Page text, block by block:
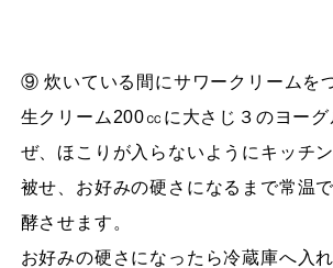
⑨ 炊いている間にサワークリームを
生クリーム200㏄に大さじ３のヨー
ぜ、ほこりが入らないようにキッチ
被せ、お好みの硬さになるまで常温
酵させます。
お好みの硬さになったら冷蔵庫へ入